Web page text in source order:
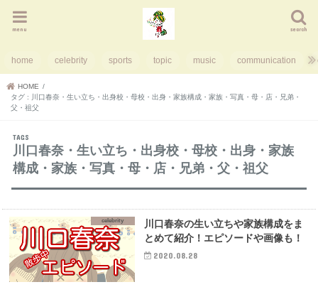
search
menu
home celebrity sports topic music communication
HOME
タグ : 川口春奈・生い立ち・出身校・母校・出身・家族構成・家族・写真・母・店・兄弟・
父・祖父
川口春奈・生い立ち・出身校・母校・出身・家族
構成・家族・写真・母・店・兄弟・父・祖父
celebrity
川口春奈の生い立ちや家族構成をま
とめて紹介！エピソードや画像も！
2020.08.28